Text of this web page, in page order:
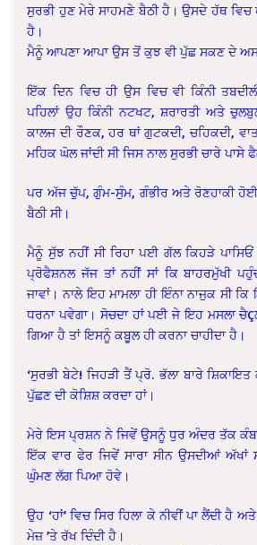
ਸੁਰਭੀ ਹੁਣ ਮੇਰੇ ਸਾਹਮਣੇ ਬੈਠੀ ਹੈ। ਉਸਦੇ ਹੱਥ ਵਿਚ
ਹੈ।
ਮੈਨੂੰ ਆਪਣਾ ਆਪਾ ਉਸ ਤੋਂ ਕੁਝ ਵੀ ਪੁੱਛ ਸਕਣ ਦੇ
ਇੱਕ ਦਿਨ ਵਿਚ ਹੀ ਉਸ ਵਿਚ ਵੀ ਕਿੰਨੀ
ਪਹਿਲਾਂ ਉਹ ਕਿੰਨੀ ਨਟਖਟ, ਸ਼ਰਾਰਤੀ ਅਤੇ
ਕਾਲਜ ਦੀ ਰੌਣਕ, ਹਰ ਥਾਂ ਗੁਟਕਦੀ, ਚਹਿਕਦੀ,
ਮਹਿਕ ਘੋਲ ਜਾਂਦੀ ਸੀ ਜਿਸ ਨਾਲ ਸੁਰਭੀ ਚਾਰੇ ਪਾਸੇ
ਪਰ ਅੱਜ ਚੁੱਪ, ਗੁੰਮ-ਸੁੰਮ, ਗੰਭੀਰ ਅਤੇ ਰੋਣਹਾਕੀ ਹੋਈ
ਬੈਠੀ ਸੀ।
ਮੈਨੂੰ ਸੁੱਝ ਨਹੀਂ ਸੀ ਰਿਹਾ ਪਈ ਗੱਲ ਕਿਹੜੇ
ਪ੍ਰੋਫੈਸ਼ਨਲ ਜੱਜ ਤਾਂ ਨਹੀਂ ਸਾਂ ਕਿ ਬਾਹਰਮੁੱਖੀ
ਜਾਵਾਂ। ਨਾਲੇ ਇਹ ਮਾਮਲਾ ਹੀ ਇੰਨਾ ਨਾਜੁਕ ਸੀ
ਧਰਨਾ ਪਵੇਗਾ। ਸੋਚਦਾ ਹਾਂ ਪਈ ਜੇ ਇਹ ਮਸਲਾ
ਗਿਆ ਹੈ ਤਾਂ ਇਸਨੂੰ ਕਬੂੁਲ ਹੀ ਕਰਨਾ ਚਾਹੀਦਾ ਹੈ।
‘ਸੁਰਭੀ ਬੇਟੇ! ਜਿਹੜੀ ਤੈਂ ਪ੍ਰੋ. ਭੱਲਾ ਬਾਰੇ ਸ਼ਿਕਾਇਤ
ਪੁੱਛਣ ਦੀ ਕੋਸ਼ਿਸ਼ ਕਰਦਾ ਹਾਂ।
ਮੇਰੇ ਇਸ ਪ੍ਰਸ਼ਨ ਨੇ ਜਿਵੇਂ ਉਸਨੂੰ ਧੁਰ ਅੰਦਰ ਤੱਕ ਕੰਬਾ
ਇੱਕ ਵਾਰ ਫੇਰ ਜਿਵੇਂ ਸਾਰਾ ਸੀਨ ਉਸਦੀਆਂ ਅੱਖਾਂ
ਘੁੰਮਣ ਲੱਗ ਪਿਆ ਹੋਵੇ।
ਉਹ ‘ਹਾਂ’ ਵਿਚ ਸਿਰ ਹਿਲਾ ਕੇ ਨੀਵੀਂ ਪਾ ਲੈਂਦੀ ਹੈ
ਮੇਜ਼ ’ਤੇ ਰੱਖ ਦਿੰਦੀ ਹੈ।